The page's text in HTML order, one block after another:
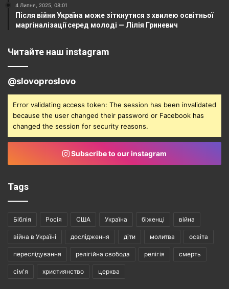
4 Липня, 2025, 08:01
Після війни Україна може зіткнутися з хвилею освітньої
маргіналізації серед молоді — Лілія Гриневич
Читайте наш instagram
@slovoproslovo
Error validating access token: The session has been invalidated
because the user changed their password or Facebook has
changed the session for security reasons.
Subscribe to our instagram
Tags
Біблія Росія США Україна біженці війна
війна в Україні дослідження діти молитва освіта
переслідування релігійна свобода релігія смерть
сім'я християнство церква